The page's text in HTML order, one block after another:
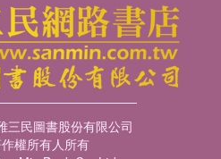
三民圖書股份有限公司
權所有人所有